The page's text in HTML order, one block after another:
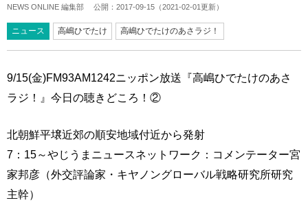
NEWS ONLINE 編集部 公開： 2017-09-15 （2021-02-01更新）
ニュース 高嶋ひでたけ 高嶋ひでたけのあさラジ！
9/15(金)FM93AM1242ニッポン放送『高嶋ひでたけのあさ
ラジ！』今日の聴きどころ！②
北朝鮮平壌近郊の順安地域付近から発射
7：15～やじうまニュースネットワーク：コメンテーター宮
家邦彦（外交評論家・キヤノングローバル戦略研究所研究
主幹）